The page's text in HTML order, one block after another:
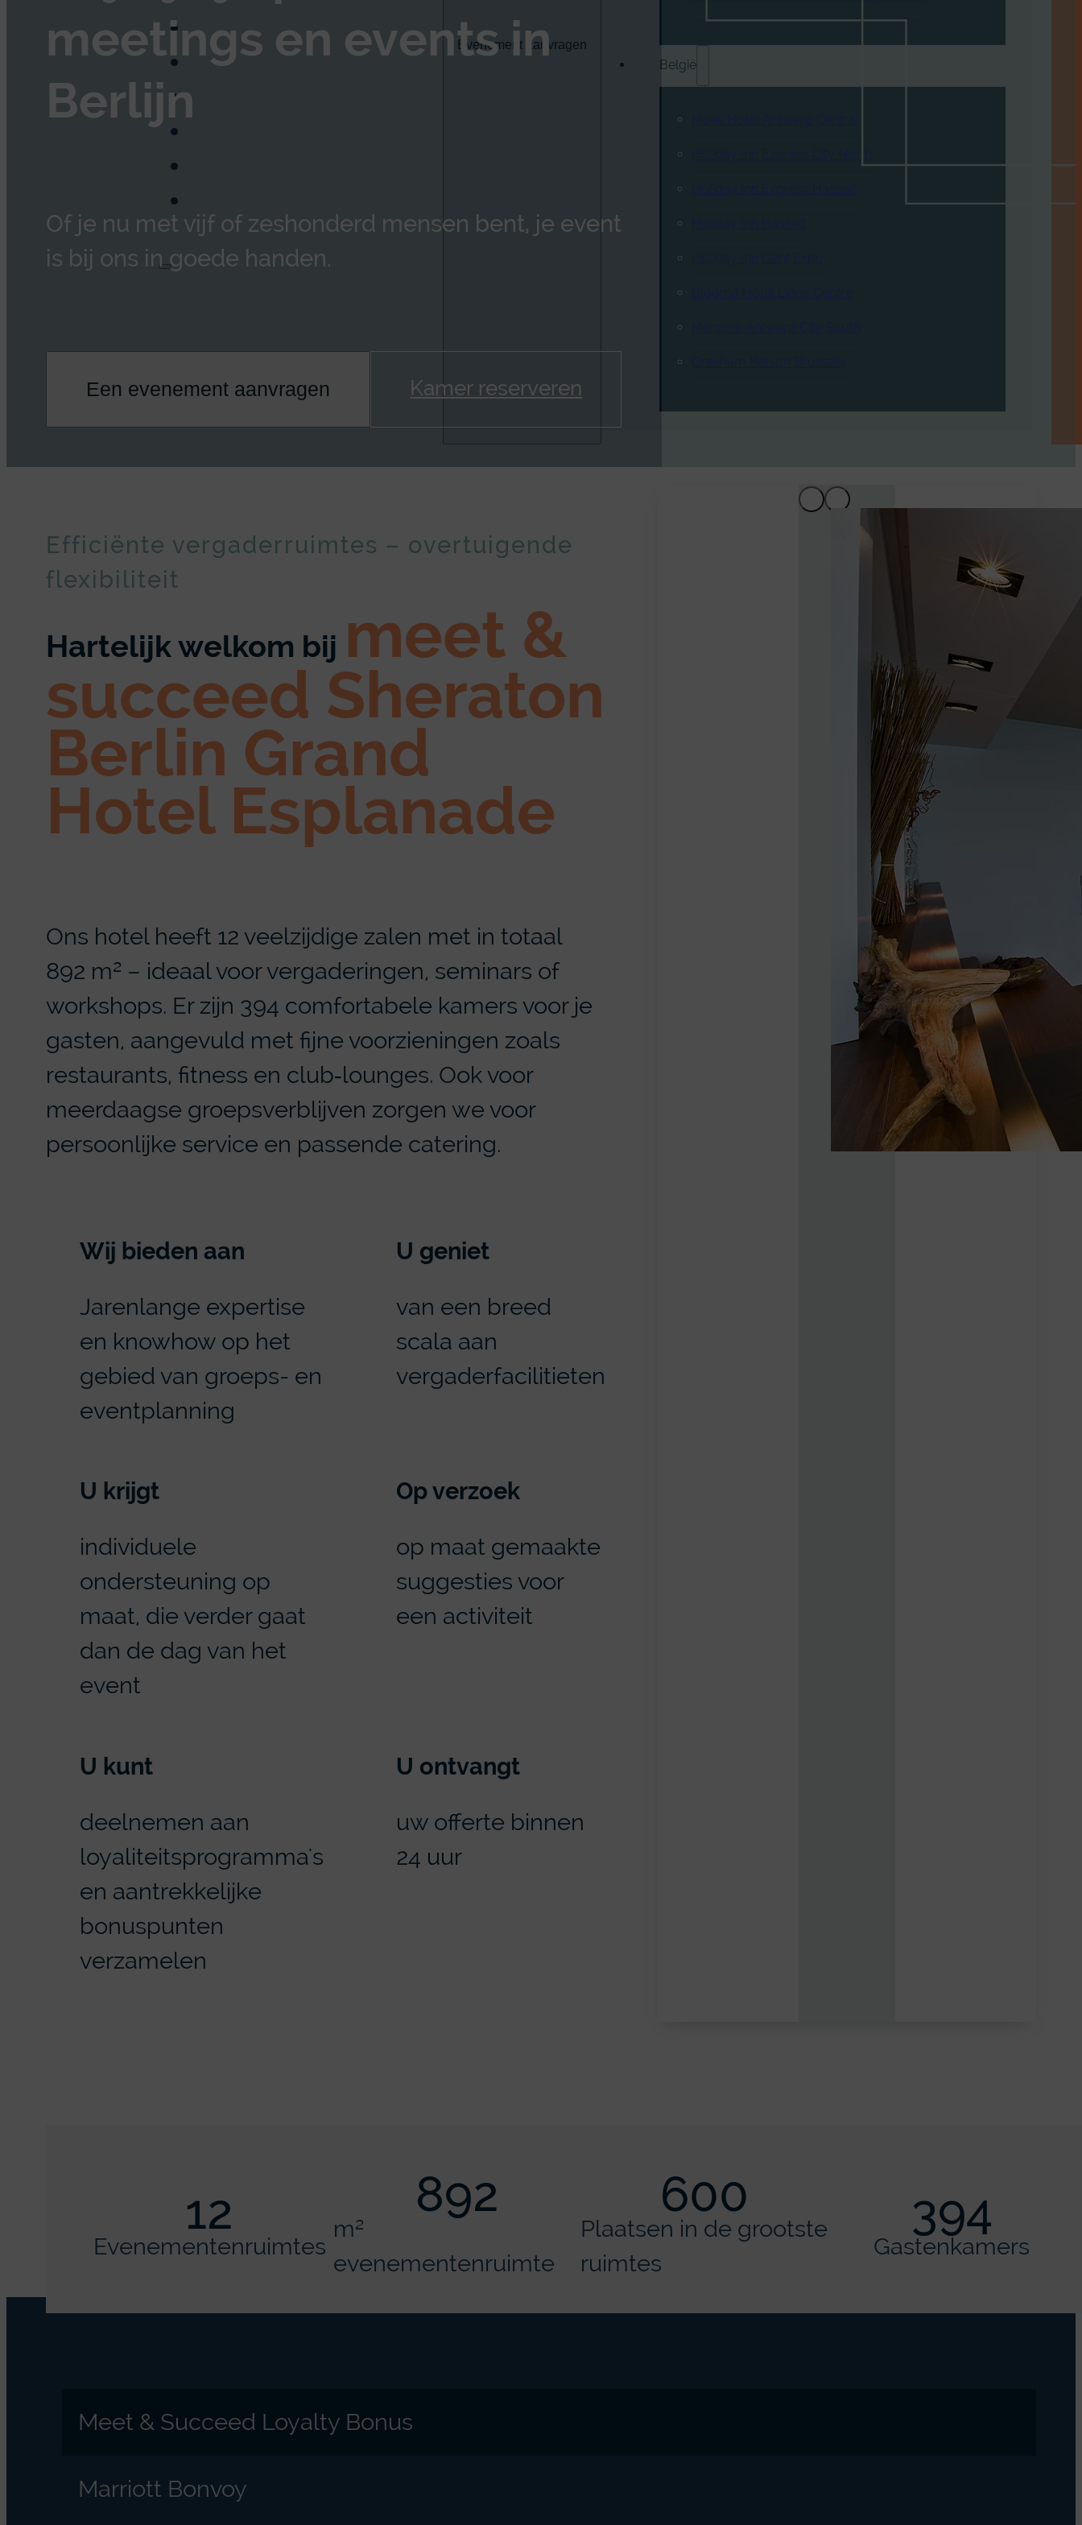
Hotel
Evenement aanvragen
België
Maek Hotel Antwerp Central
Holiday Inn Express City North
Holiday Inn Express Hasselt
Holiday Inn Hasselt
Holiday Inn Gent Expo
Blooma Hotel Liège Centre
Mercure Antwerp City South
Gresham Belson Brussels
meetings en events in
Berlijn
Of je nu met vijf of zeshonderd mensen bent, je event
is bij ons in goede handen.
Een evenement aanvragen Kamer reserveren
Efficiënte vergaderruimtes – overtuigende
flexibiliteit
Hartelijk welkom bij meet &
succeed Sheraton
Berlin Grand
Hotel Esplanade​
Ons hotel heeft 12 veelzijdige zalen met in totaal
892 m² – ideaal voor vergaderingen, seminars of
workshops. Er zijn 394 comfortabele kamers voor je
gasten, aangevuld met fijne voorzieningen zoals
restaurants, fitness en club‑lounges. Ook voor
meerdaagse groepsverblijven zorgen we voor
persoonlijke service en passende catering.
Wij bieden aan
Jarenlange expertise
en knowhow op het
gebied van groeps- en
eventplanning
U geniet
van een breed
scala aan
vergaderfacilitieten
U krijgt
individuele
ondersteuning op
maat, die verder gaat
dan de dag van het
event
Op verzoek
op maat gemaakte
suggesties voor
een activiteit
U kunt
deelnemen aan
loyaliteitsprogramma's
en aantrekkelijke
bonuspunten
verzamelen
U ontvangt
uw offerte binnen
24 uur
12
Evenementenruimtes
892
m²
evenementenruimte
600
Plaatsen in de grootste
ruimtes
394
Gastenkamers
Meet & Succeed Loyalty Bonus
Marriott Bonvoy